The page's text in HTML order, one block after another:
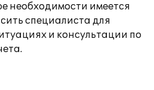
необходимости имеется
специалиста для
и консультации по